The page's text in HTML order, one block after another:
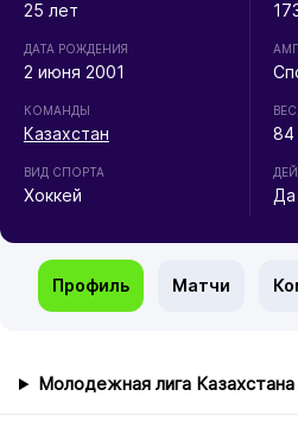
25 лет
ДАТА РОЖДЕНИЯ
2 июня 2001
КОМАНДЫ
Казахстан
ВИД СПОРТА
Хоккей
84
Да
Профиль Матчи
Молодежная лига